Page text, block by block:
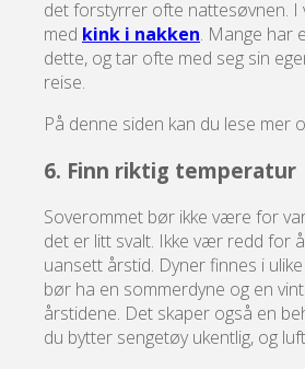
det forstyrrer ofte nattesøvnen. I
med kink i nakken. Mange har
dette, og tar ofte med seg sin
reise.
På denne siden kan du lese mer
6. Finn riktig temperatur
Soverommet bør ikke være for
det er litt svalt. Ikke vær redd for
uansett årstid. Dyner finnes i
bør ha en sommerdyne og en
årstidene. Det skaper også en
du bytter sengetøy ukentlig, og